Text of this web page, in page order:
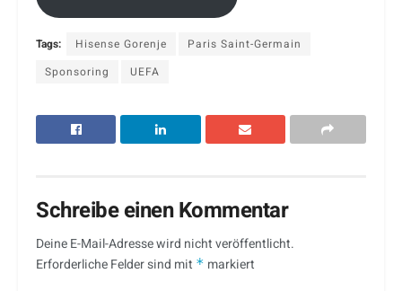
Tags: Hisense Gorenje
Paris Saint-Germain
Sponsoring
UEFA
Schreibe einen Kommentar
Deine E-Mail-Adresse wird nicht veröffentlicht.
Erforderliche Felder sind mit * markiert